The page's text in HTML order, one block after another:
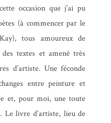
occasion que j’ai pu
(à commencer par le
tous amoureux de
textes et amené très
d’artiste. Une féconde
entre peinture et
et, pour moi, une toute
Le livre d’artiste, lieu de